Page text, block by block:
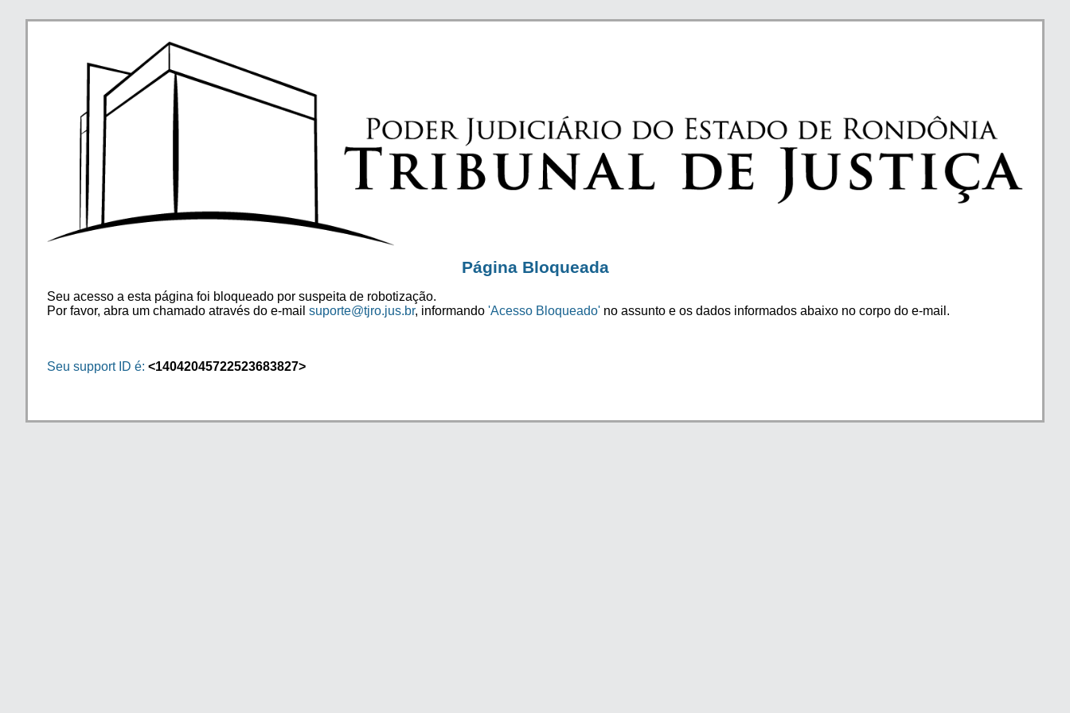
Página Bloqueada
Seu acesso a esta página foi bloqueado por suspeita de robotização.
Por favor, abra um chamado através do e-mail suporte@tjro.jus.br, informando 'Acesso Bloqueado' no assunto e os dados informados abaixo no corpo do e-mail.
Seu support ID é: <14042045722523683827>